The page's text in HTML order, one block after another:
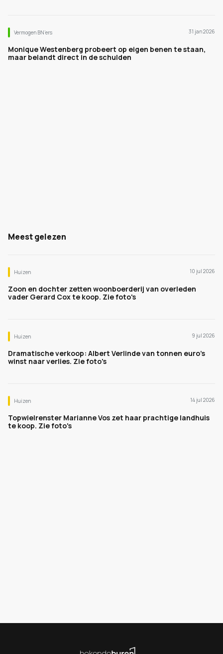
Vermogen BN’ers 31 jan 2026
Monique Westenberg probeert op eigen benen te staan,
maar belandt direct in de schulden
Meest gelezen
Huizen 10 jul 2026
Zoon en dochter zetten woonboerderij van overleden
vader Gerard Cox te koop. Zie foto's
Huizen 9 jul 2026
Dramatische verkoop: Albert Verlinde van tonnen euro's
winst naar verlies. Zie foto's
Huizen 14 jul 2026
Topwielrenster Marianne Vos zet haar prachtige landhuis
te koop. Zie foto's